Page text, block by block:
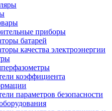
приборы
батарей
качества электроэнергии
коэффициента
параметров безопасности